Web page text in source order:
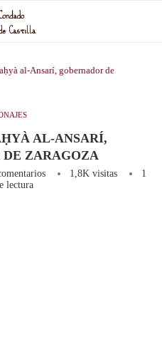
al-Ansarí, gobernador de
AL-ANSARÍ,
DE ZARAGOZA
1,8K visitas
1
lectura